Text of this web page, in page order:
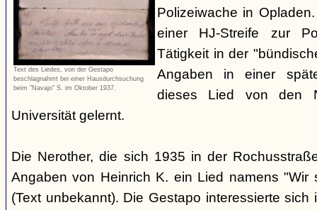
Text des Liedes, von der Gestapo
beschlagnahmt bei einer Hausdurchsuchung
beim "Navajo" S. im Oktober 1937.
Polizeiwache in
einer HJ-Streife zur
Tätigkeit in der
Angaben in einer
dieses Lied von den
Universität gelernt.
Die Nerother, die sich 1935 in der
Angaben von Heinrich K. ein Lied namens "Wir
(Text unbekannt). Die Gestapo interessierte sich